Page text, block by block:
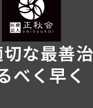
な最善
べく早く